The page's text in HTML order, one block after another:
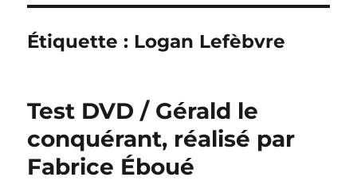
Étiquette : Logan Lefèbvre
Test DVD / Gérald le
conquérant, réalisé par
Fabrice Éboué